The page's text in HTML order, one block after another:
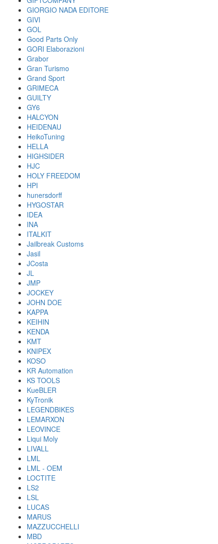
GIORGIO NADA EDITORE
GIVI
GOL
Good Parts Only
GORI Elaborazioni
Grabor
Gran Turismo
Grand Sport
GRIMECA
GUILTY
GY6
HALCYON
HEIDENAU
HeikoTuning
HELLA
HIGHSIDER
HJC
HOLY FREEDOM
HPI
hunersdorff
HYGOSTAR
IDEA
INA
ITALKIT
Jailbreak Customs
Jasil
JCosta
JL
JMP
JOCKEY
JOHN DOE
KAPPA
KEIHIN
KENDA
KMT
KNIPEX
KOSO
KR Automation
KS TOOLS
KueBLER
KyTronik
LEGENDBIKES
LEMARXON
LEOVINCE
Liqui Moly
LIVALL
LML
LML - OEM
LOCTITE
LS2
LSL
LUCAS
MARUS
MAZZUCCHELLI
MBD